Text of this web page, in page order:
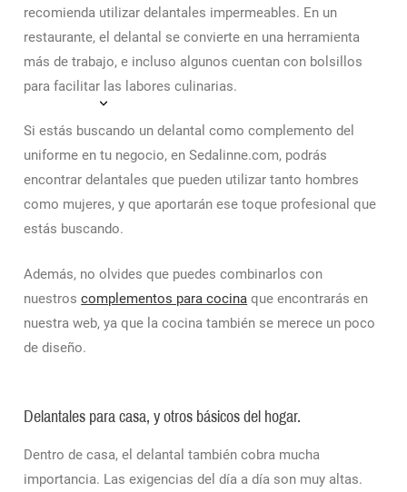
recomienda utilizar delantales impermeables. En un
restaurante, el delantal se convierte en una herramienta
más de trabajo, e incluso algunos cuentan con bolsillos
para facilitar las labores culinarias.
Si estás buscando un delantal como complemento del
uniforme en tu negocio, en Sedalinne.com, podrás
encontrar delantales que pueden utilizar tanto hombres
como mujeres, y que aportarán ese toque profesional que
estás buscando.
Además, no olvides que puedes combinarlos con
nuestroscomplementos para cocina que encontrarás en
nuestra web, ya que la cocina también se merece un poco
de diseño.
Delantales para casa, y otros básicos del hogar.
Dentro de casa, el delantal también cobra mucha
importancia. Las exigencias del día a día son muy altas.